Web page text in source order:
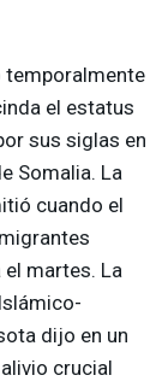
temporalmente
el estatus
sus siglas en
Somalia. La
cuando el
martes. La
dijo en un
crucial